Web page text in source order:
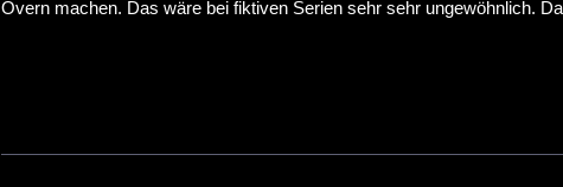
Overn machen. Das wäre bei fiktiven Serien sehr sehr ungewöhnlich.